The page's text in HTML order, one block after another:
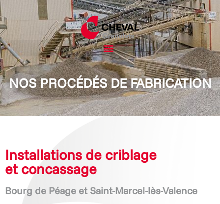
NOS PROCÉDÉS DE FABRICATION
Installations de criblage
et concassage
Bourg de Péage et Saint-Marcel-lès-Valence